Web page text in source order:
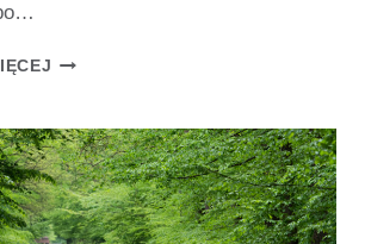
HISTORIA